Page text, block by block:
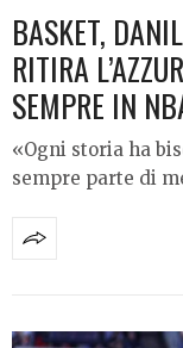
BASKET,
RITIRA
SEMPRE IN
«Ogni storia ha
sempre parte di